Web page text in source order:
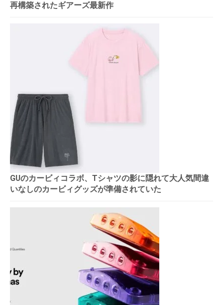
再構築されたギアーズ最新作
GUのカービィコラボ、Tシャツの影に隠れて大人気間違
いなしのカービィグッズが準備されていた